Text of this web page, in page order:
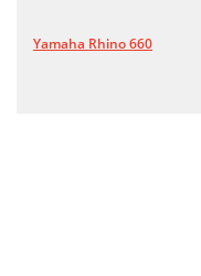
Yamaha Rhino 660